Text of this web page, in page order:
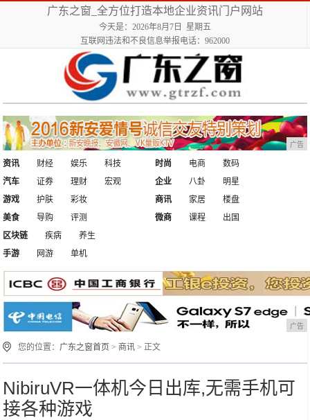
广东之窗_全方位打造本地企业资讯门户网站
今天是：2026年8月7日 星期五
互联网违法和不良信息举报电话：962000
广告
资讯 财经 娱乐
科技
汽车
证券 理财 宏观
时尚 电商
数码
企业
八卦
明星
游戏
护肤
彩妆
美食
导购 评测
商讯 家居
楼盘
微商
课程
出国
区块链
疾病
养生
手游
网游 单机
广告
您的位置： 广东之窗首页 > 商讯 > 正文
NibiruVR一体机今日出库,无需手机可
接各种游戏